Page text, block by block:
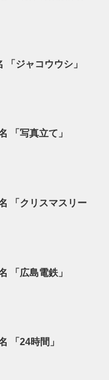
「ジャコウウシ」
「写真立て」
「クリスマスリー
「広島電鉄」
「24時間」